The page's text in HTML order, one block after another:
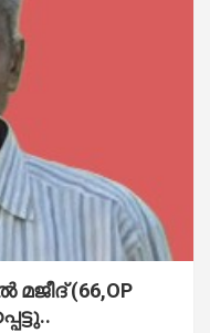
മജീദ് (66,OP